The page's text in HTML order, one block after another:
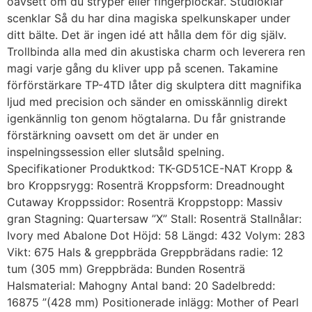
scenklar Så du har dina magiska spelkunskaper under
ditt bälte. Det är ingen idé att hålla dem för dig själv.
Trollbinda alla med din akustiska charm och leverera ren
magi varje gång du kliver upp på scenen. Takamine
förförstärkare TP-4TD låter dig skulptera ditt magnifika
ljud med precision och sänder en omisskännlig direkt
igenkännlig ton genom högtalarna. Du får gnistrande
förstärkning oavsett om det är under en
inspelningssession eller slutsåld spelning.
Specifikationer Produktkod: TK-GD51CE-NAT Kropp &
bro Kroppsrygg: Rosenträ Kroppsform: Dreadnought
Cutaway Kroppssidor: Rosenträ Kroppstopp: Massiv
gran Stagning: Quartersaw ”X” Stall: Rosenträ Stallnålar:
Ivory med Abalone Dot Höjd: 58 Längd: 432 Volym: 283
Vikt: 675 Hals & greppbräda Greppbrädans radie: 12
tum (305 mm) Greppbräda: Bunden Rosenträ
Halsmaterial: Mahogny Antal band: 20 Sadelbredd:
16875 ”(428 mm) Positionerade inlägg: Mother of Pearl